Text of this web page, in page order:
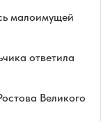
малоимущей
ответила
Великого